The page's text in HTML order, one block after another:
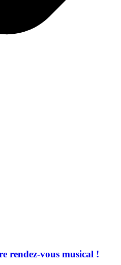
rendez-vous musical !